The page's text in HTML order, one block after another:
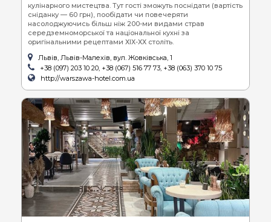
кулінарного мистецтва. Тут гості зможуть поснідати (вартість
сніданку — 60 грн), пообідати чи повечеряти
насолоджуючись більш ніж 200-ми видами страв
середземноморської та національної кухні за
оригінальними рецептами ХІХ-ХХ століть.
Львів, Львів-Малехів, вул. Жовківська, 1
+38 (097) 203 10 20, +38 (067) 516 77 73, +38 (063) 370 10 75
http://warszawa-hotel.com.ua